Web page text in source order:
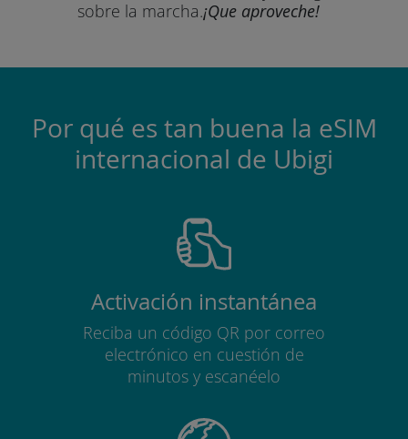
sobre la marcha.¡Que aproveche!
Por qué es tan buena la eSIM
internacional de Ubigi
Activación instantánea
Reciba un código QR por correo
electrónico en cuestión de
minutos y escanéelo